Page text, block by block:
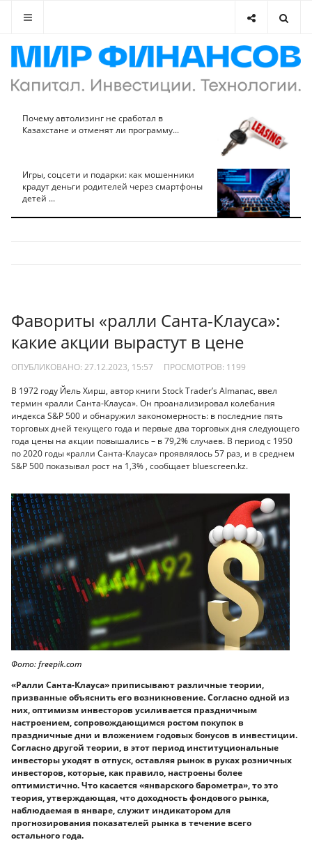
Почему автолизинг не сработал в
Казахстане и отменят ли программу...
Игры, соцсети и подарки: как мошенники
крадут деньги родителей через смартфоны
детей ...
Фавориты «ралли Санта-Клауса»:
какие акции вырастут в цене
ОПУБЛИКОВАНО: 27.12.2023, 15:57 ПРОСМОТРОВ: 1199
В 1972 году Йель Хирш, автор книги Stock Trader’s Almanac, ввел
термин «ралли Санта-Клауса». Он проанализировал колебания
индекса S&P 500 и обнаружил закономерность: в последние пять
торговых дней текущего года и первые два торговых дня следующего
года цены на акции повышались – в 79,2% случаев. В период с 1950
по 2020 годы «ралли Санта-Клауса» проявлялось 57 раз, и в среднем
S&P 500 показывал рост на 1,3% , сообщает bluescreen.kz.
Фото: freepik.com
«Ралли Санта-Клауса» приписывают различные теории,
призванные объяснить его возникновение. Согласно одной из
них, оптимизм инвесторов усиливается праздничным
настроением, сопровождающимся ростом покупок в
праздничные дни и вложением годовых бонусов в инвестиции.
Согласно другой теории, в этот период институциональные
инвесторы уходят в отпуск, оставляя рынок в руках розничных
инвесторов, которые, как правило, настроены более
оптимистично. Что касается «январского барометра», то это
теория, утверждающая, что доходность фондового рынка,
наблюдаемая в январе, служит индикатором для
прогнозирования показателей рынка в течение всего
остального года.